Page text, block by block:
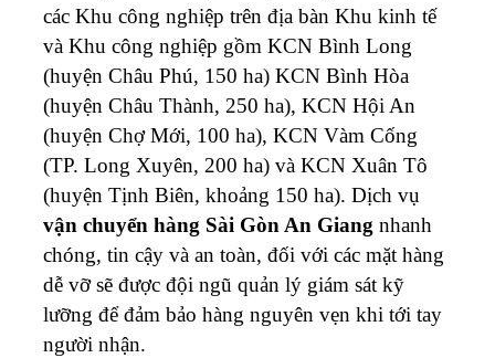
các Khu công nghiệp trên địa bàn Khu kinh tế
và Khu công nghiệp gồm KCN Bình Long
(huyện Châu Phú, 150 ha) KCN Bình Hòa
(huyện Châu Thành, 250 ha), KCN Hội An
(huyện Chợ Mới, 100 ha), KCN Vàm Cống
(TP. Long Xuyên, 200 ha) và KCN Xuân Tô
(huyện Tịnh Biên, khoảng 150 ha). Dịch vụ
vận chuyển hàng Sài Gòn An Giang nhanh
chóng, tin cậy và an toàn, đối với các mặt hàng
dễ vỡ sẽ được đội ngũ quản lý giám sát kỹ
lưỡng để đảm bảo hàng nguyên vẹn khi tới tay
người nhận.